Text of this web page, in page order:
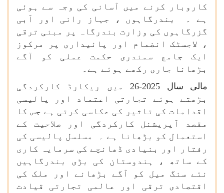
کاروبار کرنے میں آسانی کی وجہ سے ہوئی
ہے ۔ بندرگاہوں ، جہاز رانی اور آبی
گزرگاہوں کی وزارت بندرگاہ پر مبنی ترقی
، لاجسٹک انضمام اور پائیداری پر مرکوز
ایک جامع سمندری حکمت عملی کو آگے
بڑھانا جاری رکھے ہوئے ہے۔
مالی سال 2025-26 میں ریکارڈ کارکردگی
بڑھتے ہوئے تجارتی اعتماد اور پالیسی
اقدامات کی تاثیر کی عکاسی کرتی ہے جس کا
مقصد آپریشنل کارکردگی اور صلاحیت کے
استعمال کو بڑھانا ہے ۔ مسلسل پالیسی کی
رفتار اور بنیادی ڈھانچے کی سرمایہ کاری
کے ساتھ ، ہندوستان کی بڑی بندرگاہیں
نئے سنگ میل کو آگے بڑھانے اور ملک کی
اقتصادی ترقی اور عالمی تجارتی قیادت